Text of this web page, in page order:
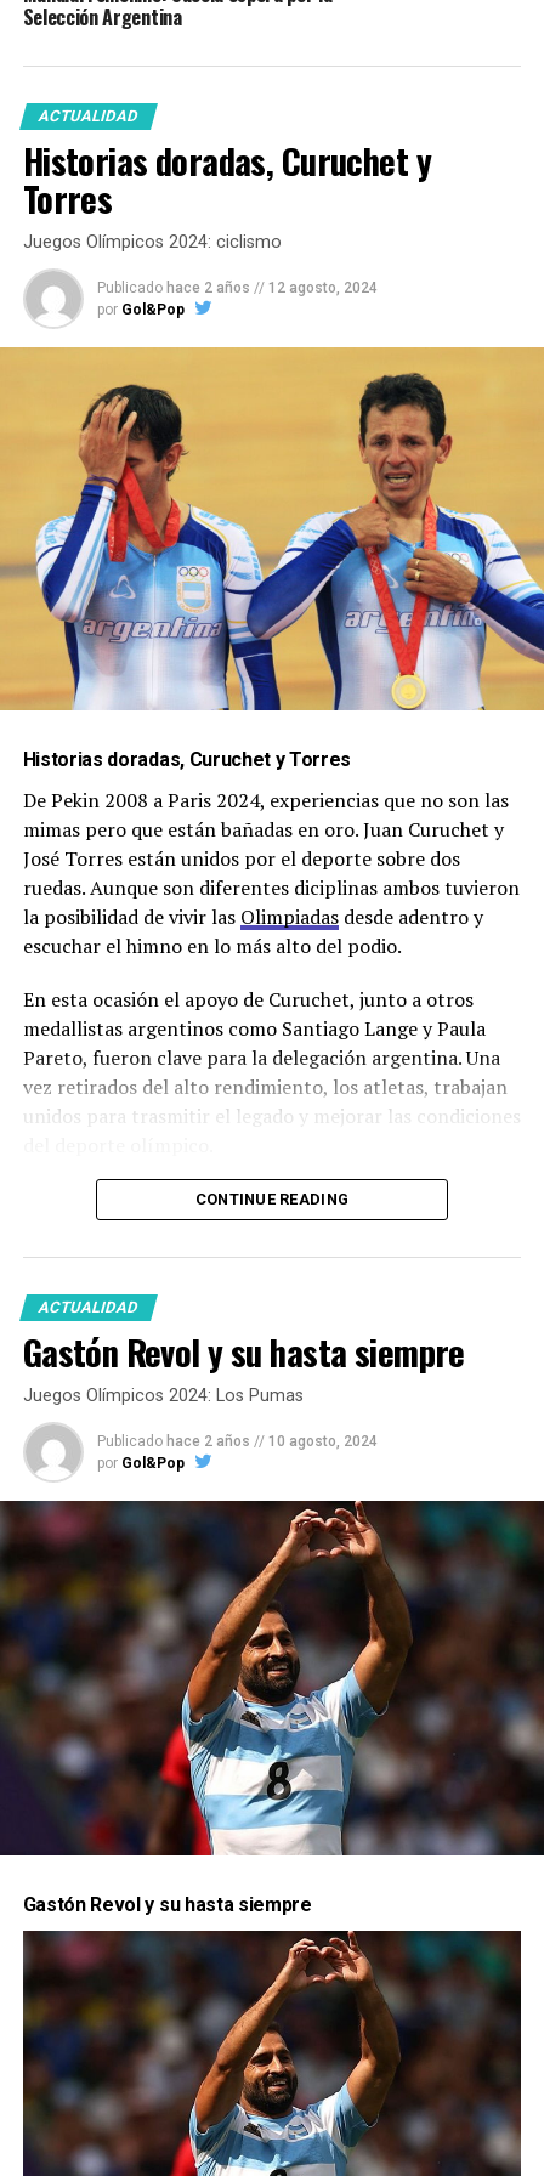
Selección Argentina
ACTUALIDAD
Historias doradas, Curuchet y
Torres
Juegos Olímpicos 2024: ciclismo
Publicado hace 2 años // 12 agosto, 2024
por Gol&Pop
Historias doradas, Curuchet y Torres
De Pekin 2008 a Paris 2024, experiencias que no son las
mimas pero que están bañadas en oro. Juan Curuchet y
José Torres están unidos por el deporte sobre dos
ruedas. Aunque son diferentes diciplinas ambos tuvieron
la posibilidad de vivir las Olimpiadasdesde adentro y
escuchar el himno en lo más alto del podio.
En esta ocasión el apoyo de Curuchet, junto a otros
medallistas argentinos como Santiago Lange y Paula
Pareto, fueron clave para la delegación argentina. Una
vez retirados del alto rendimiento, los atletas, trabajan
unidos para trasmitir el legado y mejorar las condiciones
“El – José Torres –
me dijo medalla o
yeso”
¿Como viviste los Juegos Olímpicos desde
adentro?
En particular en este juego, comparado con los
otros que estuviste, como lo viste?
“De los 9 Juegos Olímpicos
CONTINUE READING
ACTUALIDAD
Gastón Revol y su hasta siempre
Juegos Olímpicos 2024: Los Pumas
Publicado hace 2 años // 10 agosto, 2024
por Gol&Pop
Gastón Revol y su hasta siempre